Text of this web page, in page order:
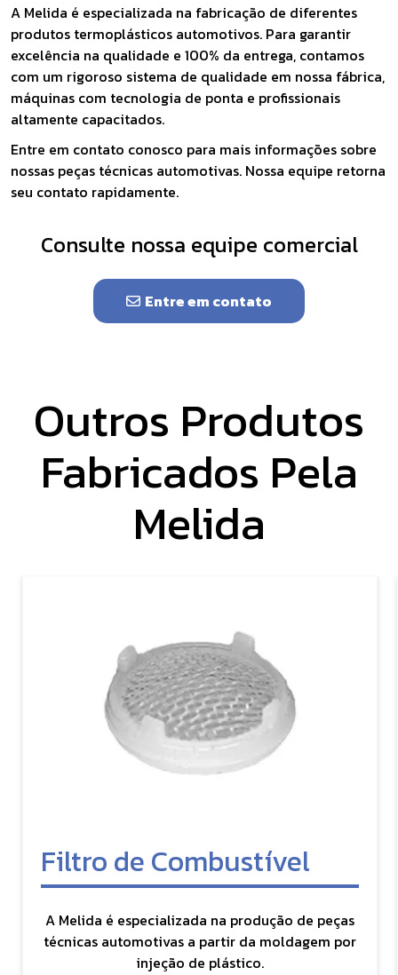
A Melida é especializada na fabricação de diferentes
produtos termoplásticos automotivos. Para garantir
excelência na qualidade e 100% da entrega, contamos
com um rigoroso sistema de qualidade em nossa fábrica,
máquinas com tecnologia de ponta e profissionais
altamente capacitados.
Entre em contato conosco para mais informações sobre
nossas peças técnicas automotivas. Nossa equipe retorna
seu contato rapidamente.
Consulte nossa equipe comercial
Entre em contato
Outros Produtos
Fabricados Pela
Melida
Filtro de Combustível
A Melida é especializada na produção de peças
técnicas automotivas a partir da moldagem por
injeção de plástico.